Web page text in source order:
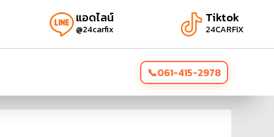
แอดไลน์
@24carfix
Tiktok
24CARFIX
061-415-2978